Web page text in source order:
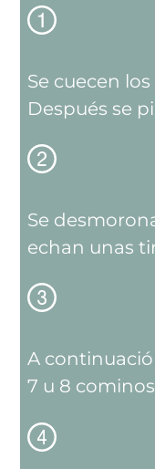
Se cuecen
Después se
Se
echan unas
A
7 u 8